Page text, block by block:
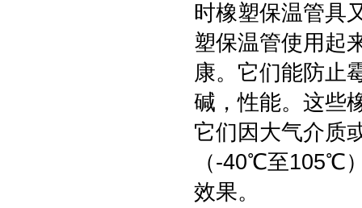
时橡塑保温管具
塑保温管使用起
康。它们能防止
碱，性能。这些
它们因大气介质
（-40℃至105℃
效果。